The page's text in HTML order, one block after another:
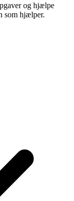
og hjælpe
som hjælper.